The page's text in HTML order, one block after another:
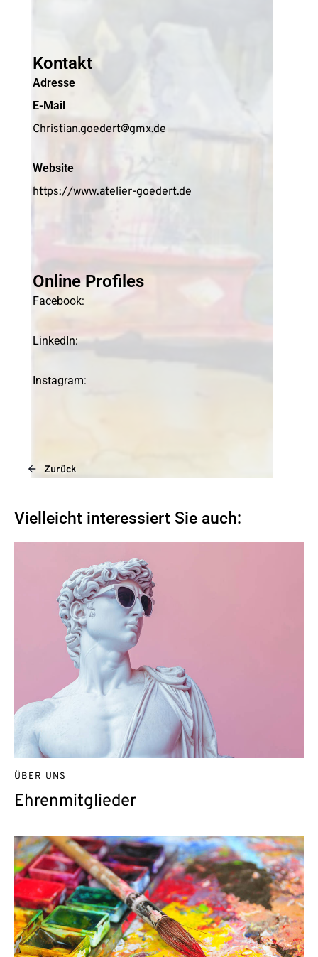
Kontakt
Adresse
E-Mail
Christian.goedert@gmx.de
Website
https://www.atelier-goedert.de
Online Profiles
Facebook:
LinkedIn:
Instagram:
Zurück
Vielleicht interessiert Sie auch:
Ehrenmitglieder
ÜBER UNS